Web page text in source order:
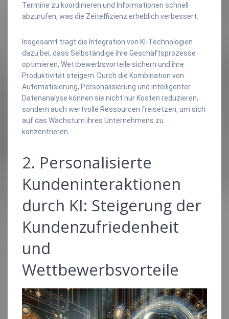
Termine zu koordinieren und Informationen schnell
abzurufen, was die Zeiteffizienz erheblich verbessert.
Insgesamt trägt die Integration von KI-Technologien
dazu bei, dass Selbständige ihre Geschäftsprozesse
optimieren, Wettbewerbsvorteile sichern und ihre
Produktivität steigern. Durch die Kombination von
Automatisierung, Personalisierung und intelligenter
Datenanalyse können sie nicht nur Kosten reduzieren,
sondern auch wertvolle Ressourcen freisetzen, um sich
auf das Wachstum ihres Unternehmens zu
konzentrieren.
2. Personalisierte
Kundeninteraktionen
durch KI: Steigerung der
Kundenzufriedenheit
und
Wettbewerbsvorteile